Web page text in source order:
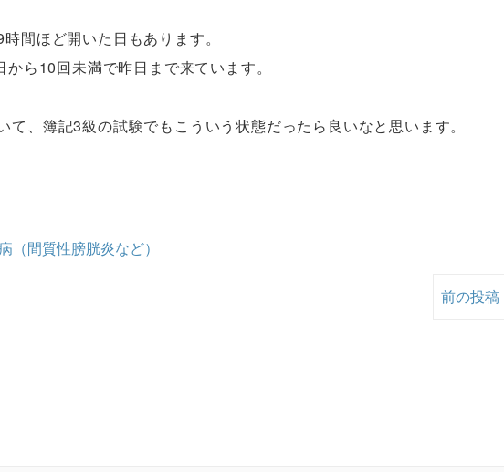
間ほど開いた日もあります。
ら10回未満で昨日まで来ています。
て、簿記3級の試験でもこういう状態だったら良いなと思います。
（間質性膀胱炎など）
前の投稿